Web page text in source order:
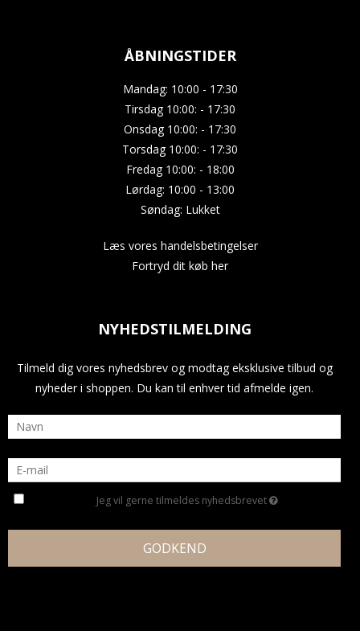
ÅBNINGSTIDER
Mandag: 10:00 - 17:30
Tirsdag 10:00: - 17:30
Onsdag 10:00: - 17:30
Torsdag 10:00: - 17:30
Fredag 10:00: - 18:00
Lørdag: 10:00 - 13:00
Søndag: Lukket
Læs vores handelsbetingelser
Fortryd dit køb her
NYHEDSTILMELDING
Tilmeld dig vores nyhedsbrev og modtag eksklusive tilbud og
nyheder i shoppen. Du kan til enhver tid afmelde igen.
Jeg vil gerne tilmeldes nyhedsbrevet
GODKEND